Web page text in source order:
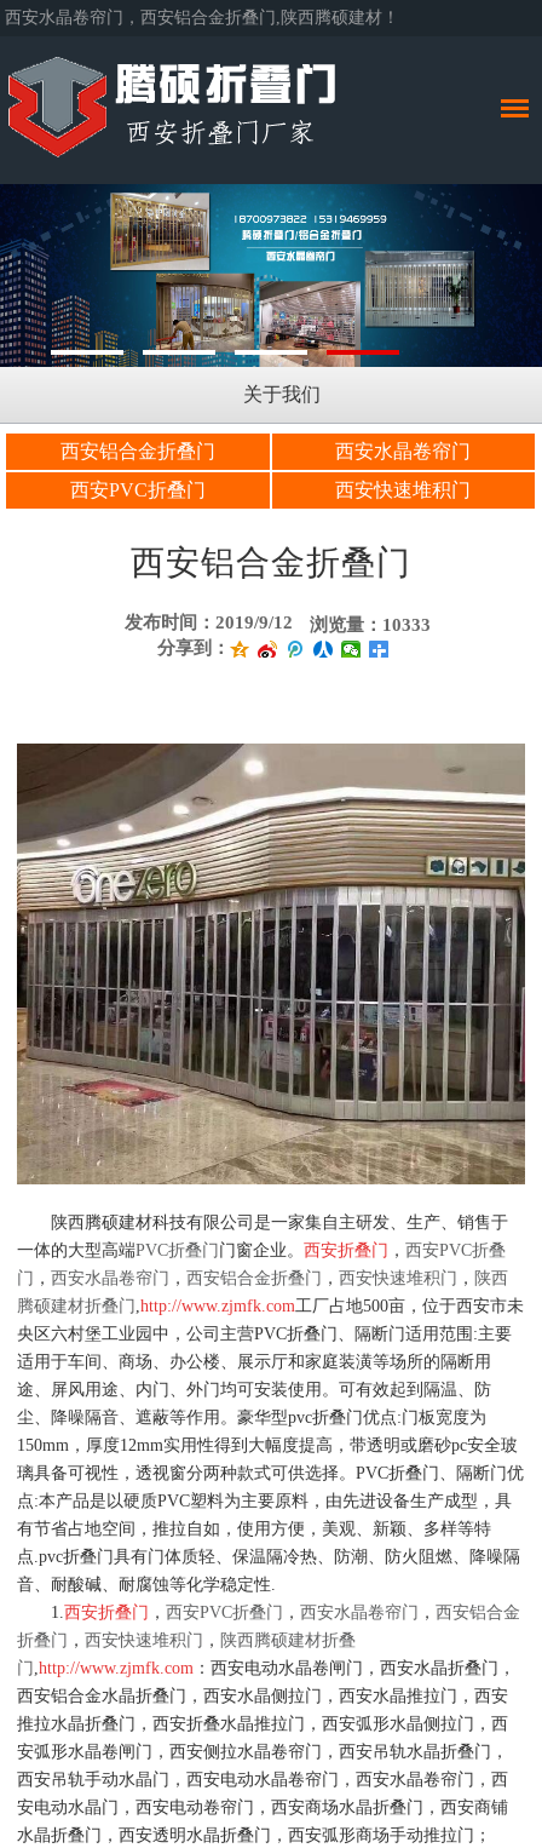
西安水晶卷帘门，西安铝合金折叠门,陕西腾硕建材！
关于我们
西安铝合金折叠门
西安水晶卷帘门
西安PVC折叠门
西安快速堆积门
西安铝合金折叠门
发布时间：2019/9/12
浏览量：10333
分享到：
陕西腾硕建材科技有限公司是一家集自主研发、生产、销售于
一体的大型高端PVC折叠门门窗企业。西安折叠门 ，西安PVC折叠
门 ，西安水晶卷帘门 ，西安铝合金折叠门 ，西安快速堆积门 ， 陕西
腾硕建材折叠门 ,http://www.zjmfk.com工厂占地500亩，位于西安市未
央区六村堡工业园中，公司主营PVC折叠门、隔断门适用范围:主要
适用于车间、商场、办公楼、展示厅和家庭装潢等场所的隔断用
途、屏风用途、内门、外门均可安装使用。可有效起到隔温、防
尘、降噪隔音、遮蔽等作用。豪华型pvc折叠门优点:门板宽度为
150mm，厚度12mm实用性得到大幅度提高，带透明或磨砂pc安全玻
璃具备可视性，透视窗分两种款式可供选择。PVC折叠门、隔断门优
点:本产品是以硬质PVC塑料为主要原料，由先进设备生产成型，具
有节省占地空间，推拉自如，使用方便，美观、新颖、多样等特
点.pvc折叠门具有门体质轻、保温隔冷热、防潮、防火阻燃、降噪隔
音、耐酸碱、耐腐蚀等化学稳定性.
1.西安折叠门 ，西安PVC折叠门 ，西安水晶卷帘门 ，西安铝合金
折叠门 ，西安快速堆积门 ， 陕西腾硕建材折叠
门 ,http://www.zjmfk.com ：西安电动水晶卷闸门，西安水晶折叠门，
西安铝合金水晶折叠门，西安水晶侧拉门，西安水晶推拉门，西安
推拉水晶折叠门，西安折叠水晶推拉门，西安弧形水晶侧拉门，西
安弧形水晶卷闸门，西安侧拉水晶卷帘门，西安吊轨水晶折叠门，
西安吊轨手动水晶门，西安电动水晶卷帘门，西安水晶卷帘门，西
安电动水晶门，西安电动卷帘门，西安商场水晶折叠门，西安商铺
水晶折叠门，西安透明水晶折叠门，西安弧形商场手动推拉门；